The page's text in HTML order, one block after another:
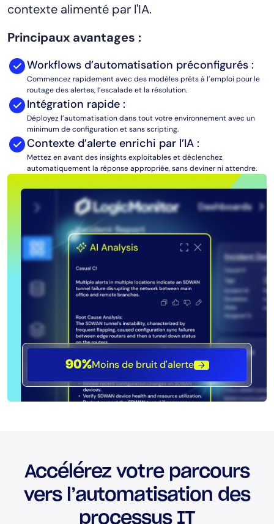
contexte alimenté par l'IA.
Principaux avantages :
Workflows d’automatisation préconfigurés :
Commencez rapidement avec des modèles prêts à l’emploi pour le
routage des alertes, l’escalade et la résolution.
Intégration rapide :
Déployez l’automatisation dans tout votre environnement avec un
minimum de configuration et sans scripting.
Contexte d’alerte enrichi par l’IA :
Mettez en avant des insights exploitables et déclenchez
automatiquement la réponse appropriée, sans deviner ni attendre.
90%Moins de bruit d'alerte
Accélérez votre parcours
vers l’automatisation des
processus IT